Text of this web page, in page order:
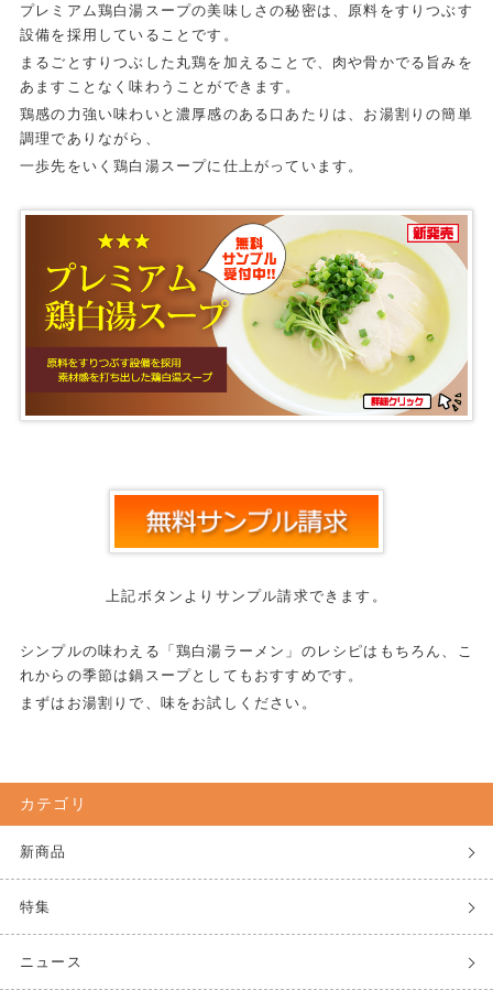
プレミアム鶏白湯スープの美味しさの秘密は、原料をすりつぶす
設備を採用していることです。
まるごとすりつぶした丸鶏を加えることで、肉や骨かでる旨みを
あますことなく味わうことができます。
鶏感の力強い味わいと濃厚感のある口あたりは、お湯割りの簡単
調理でありながら、
一歩先をいく鶏白湯スープに仕上がっています。
上記ボタンよりサンプル請求できます。
シンプルの味わえる「鶏白湯ラーメン」のレシピはもちろん、こ
れからの季節は鍋スープとしてもおすすめです。
まずはお湯割りで、味をお試しください。
カテゴリ
新商品
特集
ニュース